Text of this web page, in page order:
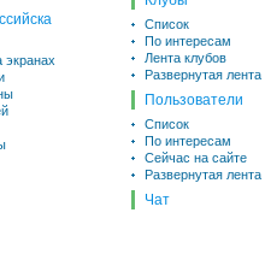
экранах
Список
По интересам
Лента клубов
Развернутая лента
Пользователи
Список
По интересам
Сейчас на сайте
Развернутая лента
Чат